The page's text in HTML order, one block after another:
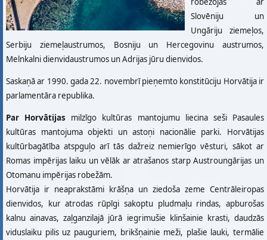
Slovēniju un
Ungāriju ziemeļos,
Serbiju ziemeļaustrumos, Bosniju un Hercegovinu austrumos,
Melnkalni dienvidaustrumos un Adrijas jūru dienvidos.
Saskaņā ar 1990. gada 22. novembrī pieņemto konstitūciju Horvātija ir
parlamentāra republika.
Par Horvātijas milzīgo kultūras mantojumu liecina seši Pasaules
kultūras mantojuma objekti un astoņi nacionālie parki. Horvātijas
kultūrbagātība atspguļo arī tās dažreiz nemierīgo vēsturi, sākot ar
Romas impērijas laiku un vēlāk ar atrašanos starp Austroungārijas un
Otomanu impērijas robežām.
Horvātija ir neaprakstāmi krāšņa un ziedoša zeme Centrāleiropas
dienvidos, kur atrodas rūpīgi sakoptu pludmaļu rindas, apburošas
kalnu ainavas, zaļganzilajā jūrā iegrimušie klinšainie krasti, daudzās
viduslaiku pilis uz pauguriem, brikšņainie meži, plašie lauki, termālie